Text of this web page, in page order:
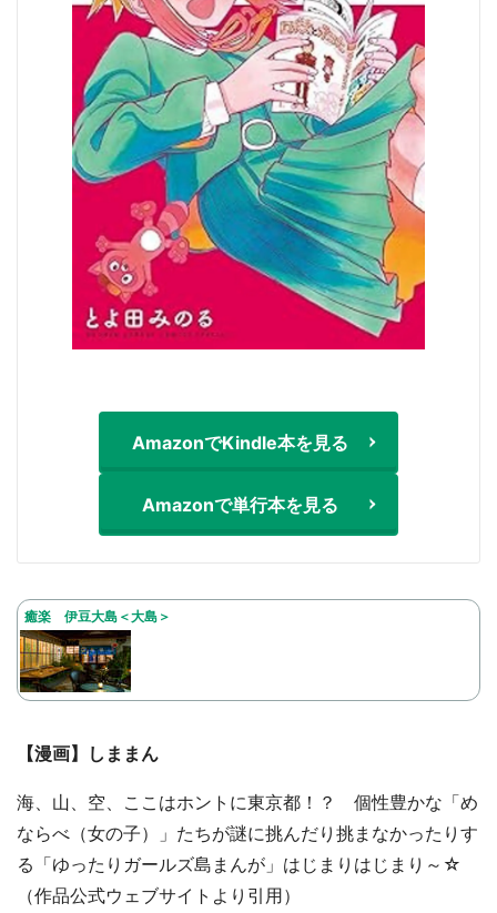
AmazonでKindle本を見る
Amazonで単行本を見る
癒楽 伊豆大島＜大島＞
【漫画】しままん
海、山、空、ここはホントに東京都！？ 個性豊かな「め
ならべ（女の子）」たちが謎に挑んだり挑まなかったりす
る「ゆったりガールズ島まんが」はじまりはじまり～☆
（作品公式ウェブサイトより引用）